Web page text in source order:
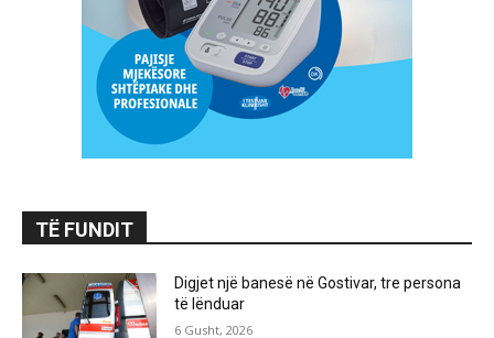
TË FUNDIT
Digjet një banesë në Gostivar, tre persona
të lënduar
6 Gusht, 2026